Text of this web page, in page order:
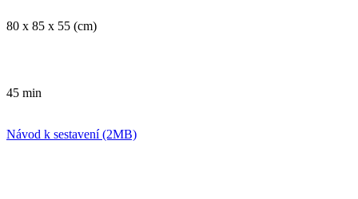
80 x 85 x 55 (cm)
45 min
Návod k sestavení (2MB)